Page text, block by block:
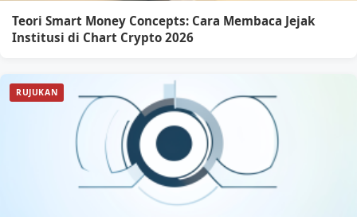
Teori Smart Money Concepts: Cara Membaca Jejak
Institusi di Chart Crypto 2026
RUJUKAN